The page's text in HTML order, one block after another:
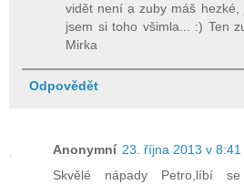
vidět není a zuby máš
jsem si toho všimla... :) Ten
Mirka
Odpovědět
Anonymní 23. října 2013 v 8:41
Skvělé nápady Petro,líbí